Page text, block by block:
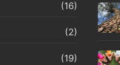
(16)
(2)
(19)